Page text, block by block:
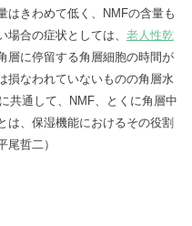
はきわめて低く、NMFの含量も
合の症状としては、 老人性乾
層に停留する角層細胞の時間が
損なわれていないものの角層水
共通して、NMF、とくに角層中
は、保湿機能におけるその役割
哲二）